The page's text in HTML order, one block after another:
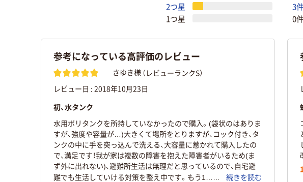
2つ星
3
1つ星
0
参考になっている高評価のレビュー
さゆき様 （レビューランクS）
レビュー日 : 2018年10月23日
初、水タンク
水用ポリタンクを所持していなかったので購入。(袋状のはありま
すが、強度や容量が…)大きくて場所をとりますが、コック付き、タ
ンクの中に手を突っ込んで洗える、大容量に惹かれて購入したの
で、満足です！我が家は複数の障害を抱えた障害者がいるため(ま
ず外に出れない)、避難所生活は無理だと思っているので、自宅避
難でも生活していける対策を整え中です。もう1……
続きを読む